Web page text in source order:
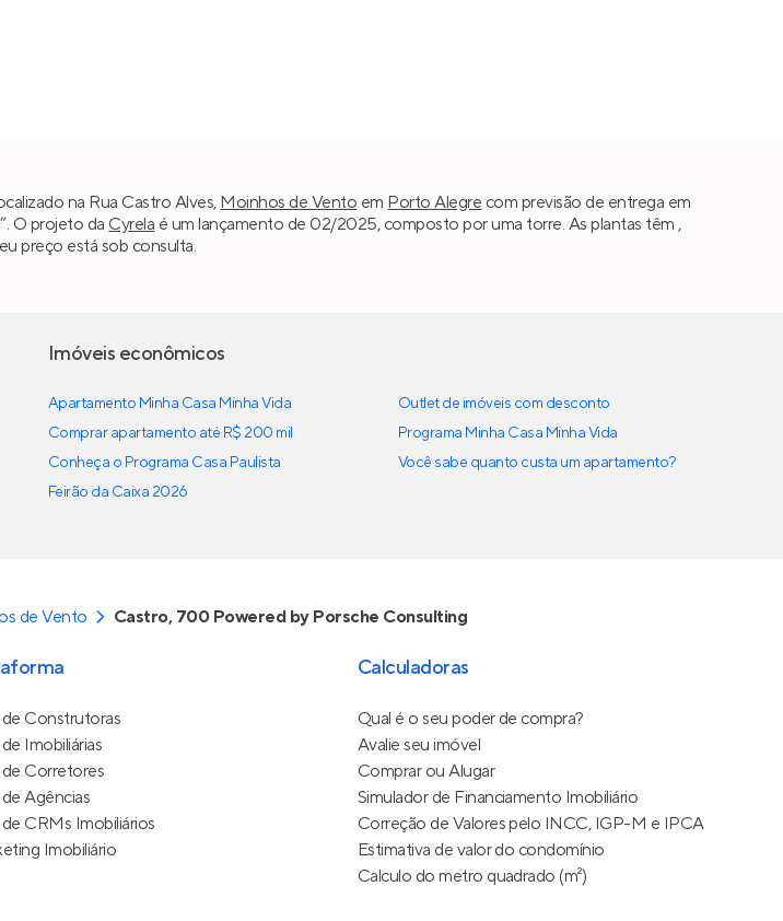
na Rua Castro Alves, Moinhos de Vento em Porto Alegre com previsão de entrega em
O projeto da Cyrela é um lançamento de 02/2025, composto por uma torre. As plantas têm ,
preço está sob consulta.
Imóveis econômicos
Apartamento Minha Casa Minha Vida
Comprar apartamento até R$ 200 mil
Conheça o Programa Casa Paulista
Feirão da Caixa 2026
Outlet de imóveis com desconto
Programa Minha Casa Minha Vida
Você sabe quanto custa um apartamento?
de Vento Castro, 700 Powered by Porsche Consulting
Construtoras
Imobiliárias
Corretores
Agências
CRMs Imobiliários
Imobiliário
Calculadoras
Qual é o seu poder de compra?
Avalie seu imóvel
Comprar ou Alugar
Simulador de Financiamento Imobiliário
Correção de Valores pelo INCC, IGP-M e IPCA
Estimativa de valor do condomínio
Calculo do metro quadrado (m²)